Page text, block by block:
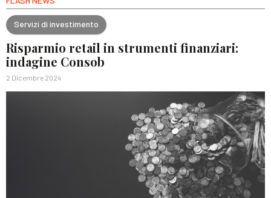
Servizi di investimento
Risparmio retail in strumenti finanziari:
indagine Consob
2 Dicembre 2024